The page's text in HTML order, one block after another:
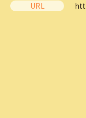
URL